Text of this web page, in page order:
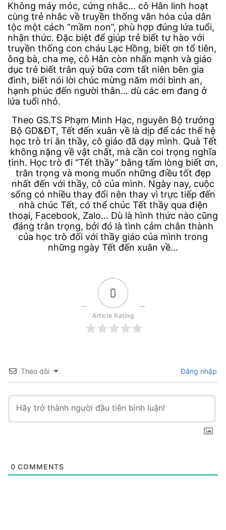
Không máy móc, cứng nhắc… cô Hân linh hoạt
cùng trẻ nhắc về truyền thống văn hóa của dân
tộc một cách “mầm non”, phù hợp đúng lứa tuổi,
nhận thức. Đặc biệt để giúp trẻ biết tự hào với
truyền thống con cháu Lạc Hồng, biết ơn tổ tiên,
ông bà, cha mẹ, cô Hân còn nhấn mạnh và giáo
dục trẻ biết trân quý bữa cơm tất niên bên gia
đình, biết nói lời chúc mừng năm mới bình an,
hạnh phúc đến người thân… dù các em đang ở
lứa tuổi nhỏ.
Theo GS.TS Phạm Minh Hạc, nguyên Bộ trưởng
Bộ GD&ĐT, Tết đến xuân về là dịp để các thế hệ
học trò tri ân thầy, cô giáo đã dạy mình. Quà Tết
không nặng về vật chất, mà cần coi trọng nghĩa
tình. Học trò đi “Tết thầy” bằng tấm lòng biết ơn,
trân trọng và mong muốn những điều tốt đẹp
nhất đến với thầy, cô của mình. Ngày nay, cuộc
sống có nhiều thay đổi nên thay vì trực tiếp đến
nhà chúc Tết, có thể chúc Tết thầy qua điện
thoại, Facebook, Zalo… Dù là hình thức nào cũng
đáng trân trọng, bởi đó là tình cảm chân thành
của học trò đối với thầy giáo của mình trong
những ngày Tết đến xuân về…
0
Article Rating
Theo dõi Đăng nhập
0 COMMENTS